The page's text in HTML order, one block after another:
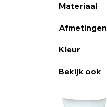
Materiaal
Afmetingen
Kleur
Bekijk ook